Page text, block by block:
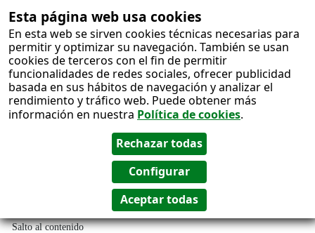
Esta página web usa cookies
En esta web se sirven cookies técnicas necesarias para
permitir y optimizar su navegación. También se usan
cookies de terceros con el fin de permitir
funcionalidades de redes sociales, ofrecer publicidad
basada en sus hábitos de navegación y analizar el
rendimiento y tráfico web. Puede obtener más
información en nuestra Política de cookies.
Salto al contenido